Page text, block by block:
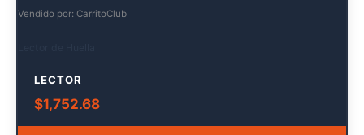
Vendido por: CarritoClub
LECTOR
$1,752.68